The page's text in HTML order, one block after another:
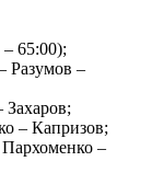
65:00);
Разумов –
– Капризов;
–